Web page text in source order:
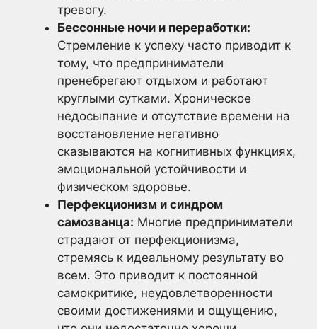
тревогу.
Бессонные ночи и переработки:
Стремление к успеху часто приводит к
тому, что предприниматели
пренебрегают отдыхом и работают
круглыми сутками. Хроническое
недосыпание и отсутствие времени на
восстановление негативно
сказываются на когнитивных функциях,
эмоциональной устойчивости и
физическом здоровье.
Перфекционизм и синдром
самозванца: Многие предприниматели
страдают от перфекционизма,
стремясь к идеальному результату во
всем. Это приводит к постоянной
самокритике, неудовлетворенности
своими достижениями и ощущению,